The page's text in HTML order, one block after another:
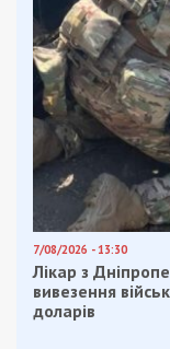
На
Шахтарська,
Зайцівська
господарську
У Дніпрі
об’єкти
приватний
У Павлограді
та офісна